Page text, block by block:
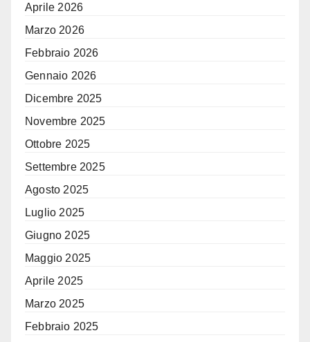
Aprile 2026
Marzo 2026
Febbraio 2026
Gennaio 2026
Dicembre 2025
Novembre 2025
Ottobre 2025
Settembre 2025
Agosto 2025
Luglio 2025
Giugno 2025
Maggio 2025
Aprile 2025
Marzo 2025
Febbraio 2025